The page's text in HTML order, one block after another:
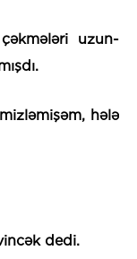
uzun-
hələ
dedi.